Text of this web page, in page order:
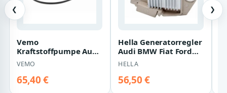
❮
Vemo
Kraftstoffpumpe Audi
Fiat Ford Hyundai
Opel Renault Toyota
VEMO
65,40 €
Hella Generatorregler
Audi BMW Fiat Ford
Mini Opel Renault
Seat Skoda…
HELLA
56,50 €
❯